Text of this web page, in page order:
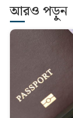
আরও পড়ুন